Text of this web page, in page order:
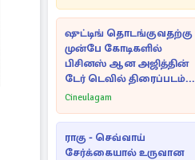
ஷுட்டிங் தொடங்குவதற்கு
முன்பே கோடிகளில்
பிசினஸ் ஆன அஜித்தின்
டேர் டெவில் திரைப்படம்...
Cineulagam
ராகு - செவ்வாய்
சேர்க்கையால் உருவான